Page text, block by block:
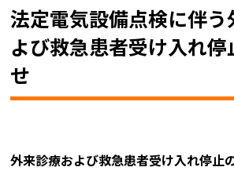
法定電気設備点検に伴う
よび救急患者受け入れ停
せ
外来診療および救急患者受け入れ停止